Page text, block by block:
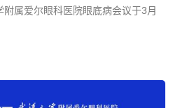
属爱尔眼科医院眼底病会议于3月